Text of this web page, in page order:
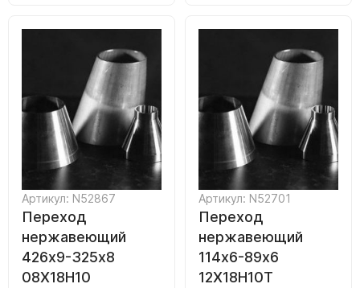
Артикул: N52867
Переход
нержавеющий
426х9-325х8
08Х18Н10
Артикул: N52701
Переход
нержавеющий
114х6-89х6
12Х18Н10Т